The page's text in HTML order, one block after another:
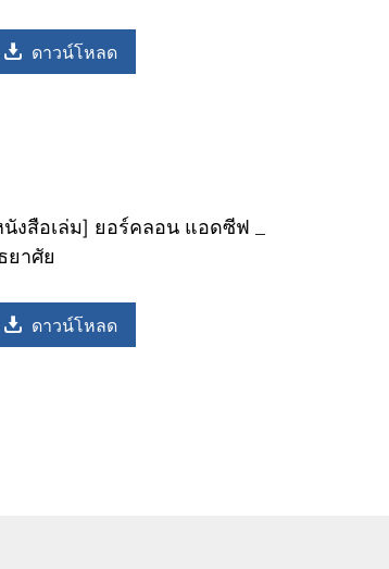
ดาวน์โหลด
งสือเล่ม] ยอร์คลอน แอดซีฟ _
ยาศัย
ดาวน์โหลด